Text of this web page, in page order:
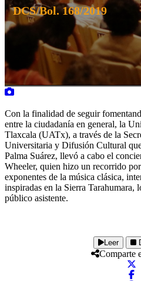
DCS/Bol. 168/2019
Con la finalidad de seguir
entre la ciudadanía en general, la
Tlaxcala (UATx), a través de la
Universitaria y Difusión Cultural
Palma Suárez, llevó a cabo el
Wheeler, quien hizo un recorrido
exponentes de la música clásica,
inspiradas en la Sierra Tarahumara,
público asistente.
Leer
Comparte